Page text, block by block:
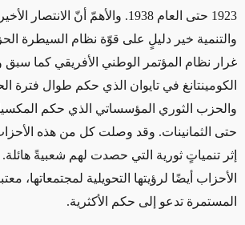
1923 حتى العام 1938. والأهمّ أنّ
والتنمية خير دليلٍ على قوّة نظام السيطرة
غرار نظام المؤتمر الوطني الأفريقي كما
الكومينتانغ في تايوان الذي حكم طوال فترة
والحزب الثوري المؤسساتي الذي حكم
حتى الثمانينات. وقد وصلت كل من هذه
إثر تنمياتٍ ثورية التي حصدت لهم شعبيةً
الأحزاب أيضًا لرؤيتها التحويلية لمجتمعاتها،
المستمرة تدعو إلى حكم الأكثرية.